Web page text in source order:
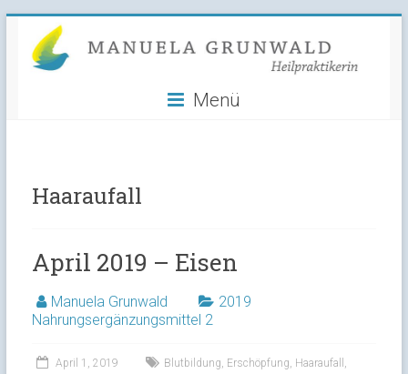
content
Manuela
Grunwald
Menü
Haaraufall
April 2019 – Eisen
Manuela Grunwald
2019
Nahrungsergänzungsmittel 2
April 1, 2019 Blutbildung Erschöpfung Haaraufall